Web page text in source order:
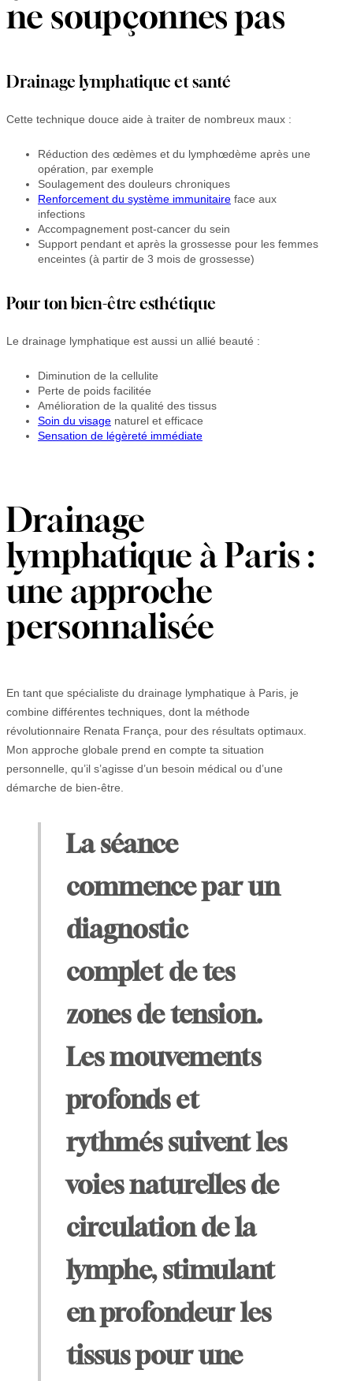
ne soupçonnes pas
Drainage lymphatique et santé
Cette technique douce aide à traiter de nombreux maux :
Réduction des œdèmes et du lymphœdème après une
opération, par exemple
Soulagement des douleurs chroniques
Renforcement du système immunitaire face aux
infections
Accompagnement post-cancer du sein
Support pendant et après la grossesse pour les femmes
enceintes (à partir de 3 mois de grossesse)
Pour ton bien-être esthétique
Le drainage lymphatique est aussi un allié beauté :
Diminution de la cellulite
Perte de poids facilitée
Amélioration de la qualité des tissus
Soin du visage naturel et efficace
Sensation de légèreté immédiate
Drainage
lymphatique à Paris :
une approche
personnalisée
En tant que spécialiste du drainage lymphatique à Paris, je
combine différentes techniques, dont la méthode
révolutionnaire Renata França, pour des résultats optimaux.
Mon approche globale prend en compte ta situation
personnelle, qu’il s’agisse d’un besoin médical ou d’une
démarche de bien-être.
La séance
commence par un
diagnostic
complet de tes
zones de tension.
Les mouvements
profonds et
rythmés suivent les
voies naturelles de
circulation de la
lymphe, stimulant
en profondeur les
tissus pour une